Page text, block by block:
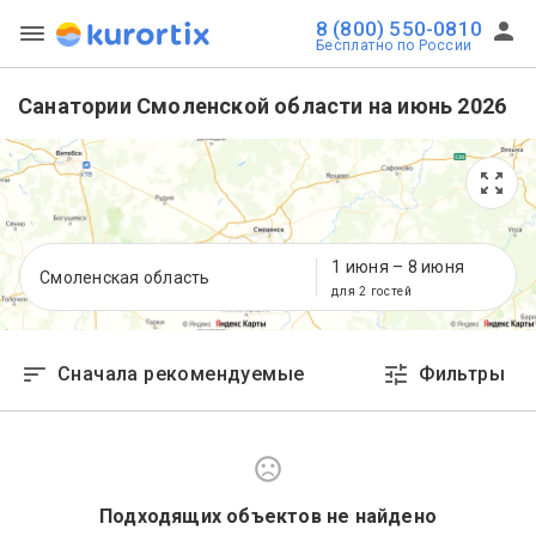
8 (800) 550-0810
Бесплатно по России
Санатории Смоленской области на июнь 2026
Смоленская область
1 июня – 8 июня
для 2 гостей
Сначала рекомендуемые Фильтры
Подходящих объектов не найдено